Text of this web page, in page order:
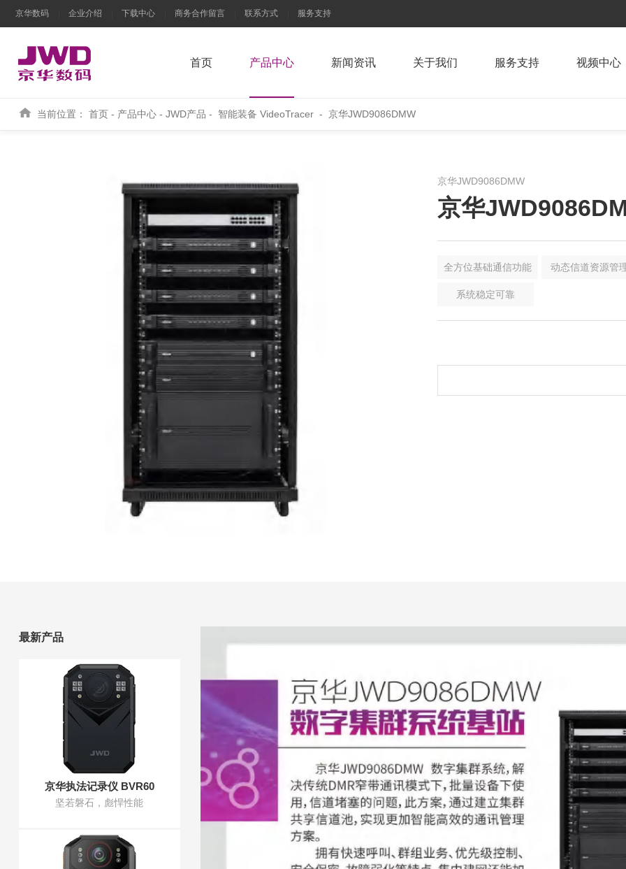
京华数码 企业介绍 下载中心 商务合作留言 联系方式 服务支持
首页 产品中心 新闻资讯 关于我们 服务支持 视频中心
当前位置： 首页- 产品中心- JWD产品 - 智能装备 VideoTracer- 京华JWD9086DMW
京华JWD9086DMW
京华
全方位基础通信功能 动态信道资源管
系统稳定可靠
最新产品
京华执法记录仪 BVR60
坚若磐石，彪悍性能